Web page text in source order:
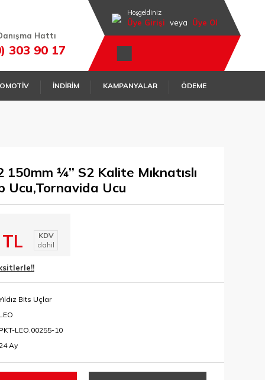
Hattı
303 90 17
Hoşgeldiniz
Üye Girişi veya Üye Ol
İNDİRİM KAMPANYALAR ÖDEME
¼’’ S2 Kalite Mıknatıslı
Ucu,Tornavida Ucu
KDV
dahil
Bits Uçlar
LEO.00255-10
Ay